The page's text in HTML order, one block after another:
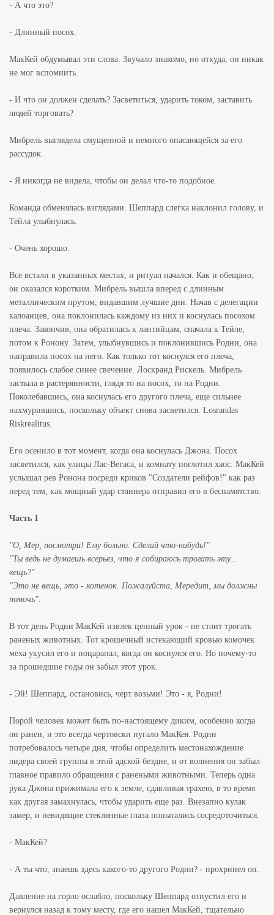
- А что это?
- Длинный посох.
МакКей обдумывал эти слова. Звучало знакомо, но откуда, он никак
не мог вспомнить.
- И что он должен сделать? Засветиться, ударить током, заставить
людей торговать?
Мибрель выглядела смущенной и немного опасающейся за его
рассудок.
- Я никогда не видела, чтобы он делал что-то подобное.
Команда обменялась взглядами. Шеппард слегка наклонил голову, и
Тейла улыбнулась.
- Очень хорошо.
Все встали в указанных местах, и ритуал начался. Как и обещано,
он оказался коротким. Мибрель вышла вперед с длинным
металлическим прутом, видавшим лучшие дни. Начав с делегации
калоанцев, она поклонилась каждому из них и коснулась посохом
плеча. Закончив, она обратилась к лантийцам, сначала к Тейле,
потом к Ронону. Затем, улыбнувшись и поклонившись Родни, она
направила посох на него. Как только тот коснулся его плеча,
появилось слабое синее свечение. Лоскранд Рискель. Мибрель
застыла в растерянности, глядя то на посох, то на Родни.
Поколебавшись, она коснулась его другого плеча, еще сильнее
нахмурившись, поскольку объект снова засветился. Losrandas
Riskrealitus.
Его осенило в тот момент, когда она коснулась Джона. Посох
засветился, как улицы Лас-Вегаса, и комнату поглотил хаос. МакКей
услышал рев Ронона посреди криков "Создатели рейфов!" как раз
перед тем, как мощный удар станнера отправил его в беспамятство.
Часть 1
"О, Мер, посмотри! Ему больно. Сделай что-нибудь!"
"Ты ведь не думаешь всерьез, что я собираюсь трогать эту...
вещь?"
"Это не вещь, это - котенок. Пожалуйста, Мередит, мы должны
помочь".
В тот день Родни МакКей извлек ценный урок - не стоит трогать
раненых животных. Тот крошечный истекающий кровью комочек
меха укусил его и поцарапал, когда он коснулся его. Но почему-то
за прошедшие годы он забыл этот урок.
- Эй! Шеппард, остановись, черт возьми! Это - я, Родни!
Порой человек может быть по-настоящему диким, особенно когда
он ранен, и это всегда чертовски пугало МакКея. Родни
потребовалось четыре дня, чтобы определить местонахождение
лидера своей группы в этой адской бездне, и от волнения он забыл
главное правило обращения с ранеными животными. Теперь одна
рука Джона прижимала его к земле, сдавливая трахею, в то время
как другая замахнулась, чтобы ударить еще раз. Внезапно кулак
замер, и невидящие стеклянные глаза попытались сосредоточиться.
- МакКей?
- А ты что, знаешь здесь какого-то другого Родни? - прохрипел он.
Давление на горло ослабло, поскольку Шеппард отпустил его и
вернулся назад к тому месту, где его нашел МакКей, тщательно